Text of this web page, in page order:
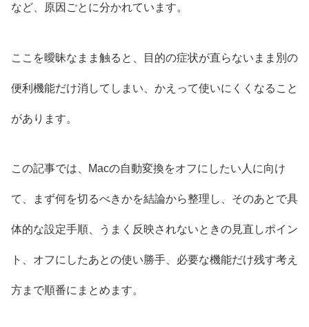
など、原因ごとに分かれています。
ここを曖昧なまま触ると、目的の症状が直らないまま別の
便利機能だけ消してしまい、かえって使いにくくなること
があります。
この記事では、Macの自動変換をオフにしたい人に向け
て、まず何を切るべきかを結論から整理し、そのあとで具
体的な設定手順、うまく反映されないときの見直しポイン
ト、オフにしたあとの使い勝手、必要な機能だけ残す考え
方まで順番にまとめます。